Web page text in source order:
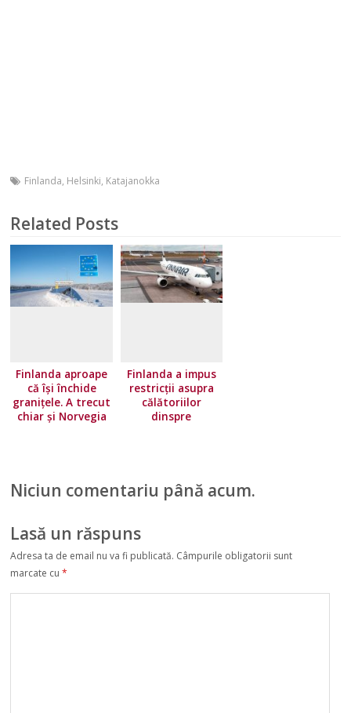
Finlanda, Helsinki, Katajanokka
Related Posts
Finlanda aproape
că își închide
granițele. A trecut
chiar și Norvegia
Finlanda a impus
restricţii asupra
călătoriilor
dinspre
condițiile de
călătorie
Niciun comentariu până acum.
Lasă un răspuns
Adresa ta de email nu va fi publicată. Câmpurile obligatorii sunt
marcate cu*